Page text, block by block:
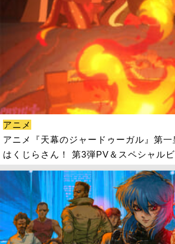
アニメ
アニメ『天幕のジャードゥーガル』第
はくじらさん！ 第3弾PV＆スペシャル